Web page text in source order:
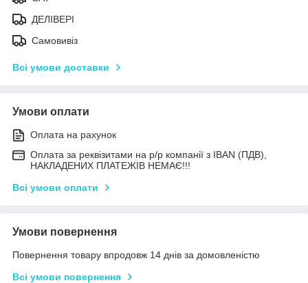
ДЕЛІВЕРІ
Самовивіз
Всі умови доставки
Умови оплати
Оплата на рахунок
Оплата за реквізитами на р/р компанії з IBAN (ПДВ),
НАКЛАДЕНИХ ПЛАТЕЖІВ НЕМАЄ!!!
Всі умови оплати
Умови повернення
Повернення товару впродовж 14 днів за домовленістю
Всі умови повернення